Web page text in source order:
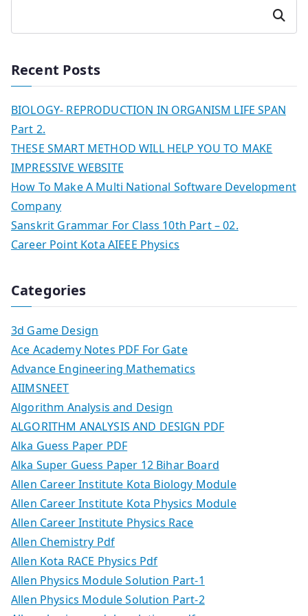
Search
Recent Posts
BIOLOGY- REPRODUCTION IN ORGANISM LIFE SPAN
Part 2.
THESE SMART METHOD WILL HELP YOU TO MAKE
IMPRESSIVE WEBSITE
How To Make A Multi National Software Development
Company
Sanskrit Grammar For Class 10th Part – 02.
Career Point Kota AIEEE Physics
Categories
3d Game Design
Ace Academy Notes PDF For Gate
Advance Engineering Mathematics
AIIMSNEET
Algorithm Analysis and Design
ALGORITHM ANALYSIS AND DESIGN PDF
Alka Guess Paper PDF
Alka Super Guess Paper 12 Bihar Board
Allen Career Institute Kota Biology Module
Allen Career Institute Kota Physics Module
Allen Career Institute Physics Race
Allen Chemistry Pdf
Allen Kota RACE Physics Pdf
Allen Physics Module Solution Part-1
Allen Physics Module Solution Part-2